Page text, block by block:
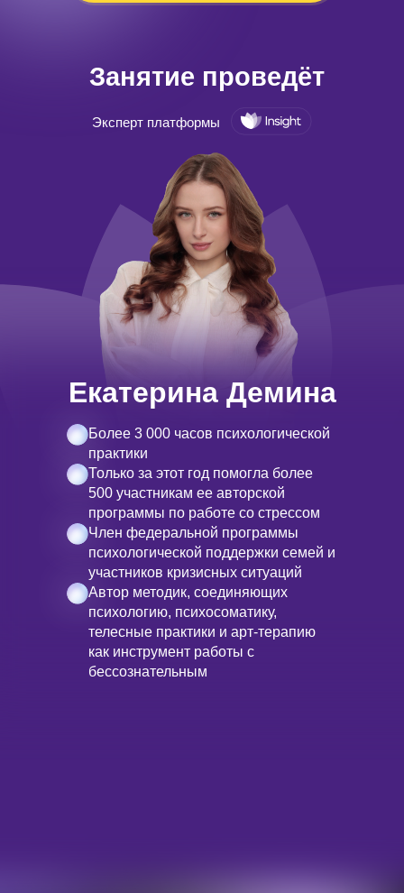
Более 3 000 часов психологической
практики
Только за этот год помогла более
500 участникам ее авторской
программы по работе со стрессом
Член федеральной программы
психологической поддержки семей и
участников кризисных ситуаций
Автор методик, соединяющих
психологию, психосоматику,
телесные практики и арт-терапию
как инструмент работы с
бессознательным
Екатерина Демина
Занятие проведёт
Эксперт платформы